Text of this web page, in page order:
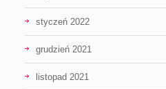
styczeń 2022
grudzień 2021
listopad 2021